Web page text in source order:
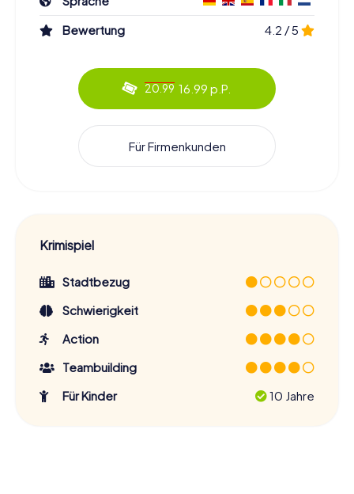
Bewertung
4.2 / 5
20.99 16.99 p.P.
Für Firmenkunden
Krimispiel
Stadtbezug
Schwierigkeit
Action
Teambuilding
Für Kinder
10 Jahre